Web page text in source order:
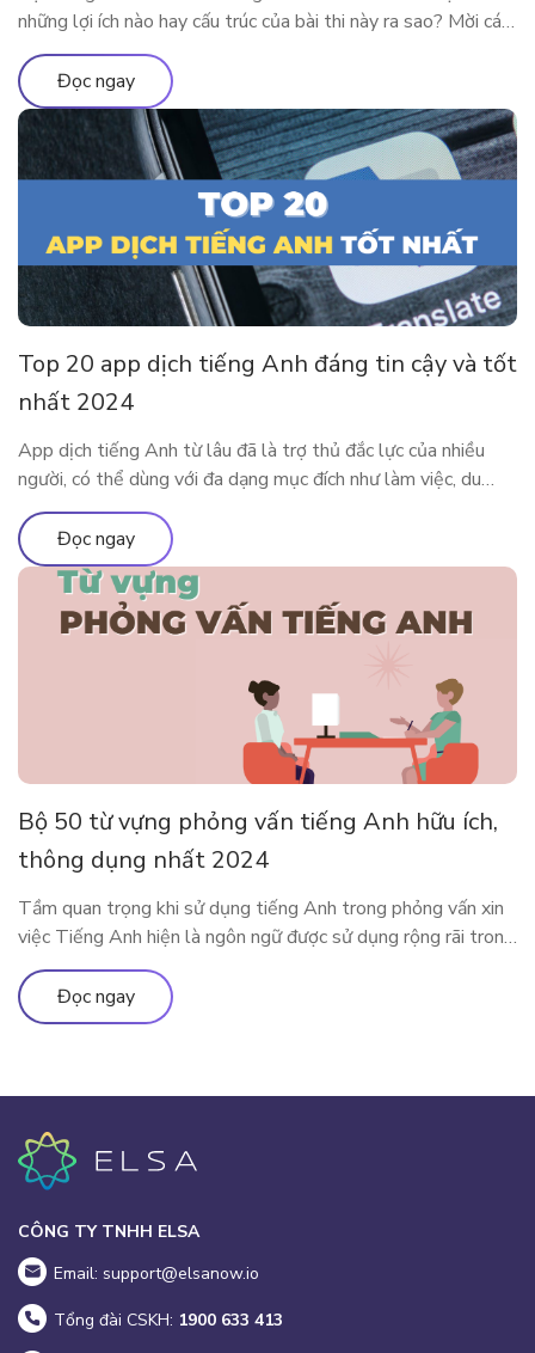
những lợi ích nào hay cấu trúc của bài thi này ra sao? Mời các
độc giả theo chân ELSA Premium để tìm hiểu tất tần tật về
chứng chỉ TOEIC 2024 nhé! TOEIC là gì? Trên các diễn đàn
học tiếng Anh […]
Đọc ngay
Top 20 app dịch tiếng Anh đáng tin cậy và tốt
nhất 2024
App dịch tiếng Anh từ lâu đã là trợ thủ đắc lực của nhiều
người, có thể dùng với đa dạng mục đích như làm việc, du
lịch, học tập,… Cùng tìm hiểu 20 app dịch tiếng Anh tiện lợi
và phổ biến nhất tại đây nhé. Ưu nhược điểm của việc sử
dụng app […]
Đọc ngay
Bộ 50 từ vựng phỏng vấn tiếng Anh hữu ích,
thông dụng nhất 2024
Tầm quan trọng khi sử dụng tiếng Anh trong phỏng vấn xin
việc Tiếng Anh hiện là ngôn ngữ được sử dụng rộng rãi trong
cả giao tiếp đời sống cũng như trong công việc. Rất nhiều các
doanh nghiệp đã liệt kê tiếng Anh như một yêu cầu quan
trọng trong bản mô tả […]
Đọc ngay
CÔNG TY TNHH ELSA
Email: support@elsanow.io
Tổng đài CSKH: 1900 633 413